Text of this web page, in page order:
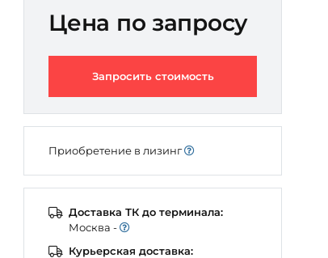
Цена по запросу
Запросить стоимость
Приобретение в лизинг
Доставка ТК до терминала:
Моcква -
Курьерская доставка: